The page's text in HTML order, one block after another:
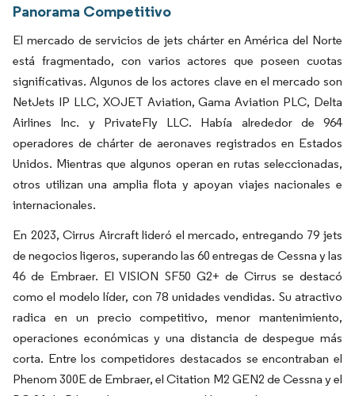
Panorama Competitivo
El mercado de servicios de jets chárter en América del Norte
está fragmentado, con varios actores que poseen cuotas
significativas. Algunos de los actores clave en el mercado son
NetJets IP LLC, XOJET Aviation, Gama Aviation PLC, Delta
Airlines Inc. y PrivateFly LLC. Había alrededor de 964
operadores de chárter de aeronaves registrados en Estados
Unidos. Mientras que algunos operan en rutas seleccionadas,
otros utilizan una amplia flota y apoyan viajes nacionales e
internacionales.
En 2023, Cirrus Aircraft lideró el mercado, entregando 79 jets
de negocios ligeros, superando las 60 entregas de Cessna y las
46 de Embraer. El VISION SF50 G2+ de Cirrus se destacó
como el modelo líder, con 78 unidades vendidas. Su atractivo
radica en un precio competitivo, menor mantenimiento,
operaciones económicas y una distancia de despegue más
corta. Entre los competidores destacados se encontraban el
Phenom 300E de Embraer, el Citation M2 GEN2 de Cessna y el